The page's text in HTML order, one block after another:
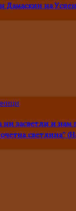
Дамаскин на
ни засветли и нам
светлина”